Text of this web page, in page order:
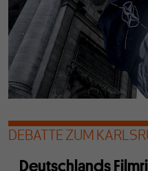
DEBATTE ZUM
Deutschlands